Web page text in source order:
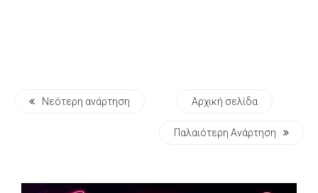
Νεότερη ανάρτηση Αρχική σελίδα
Παλαιότερη Ανάρτηση